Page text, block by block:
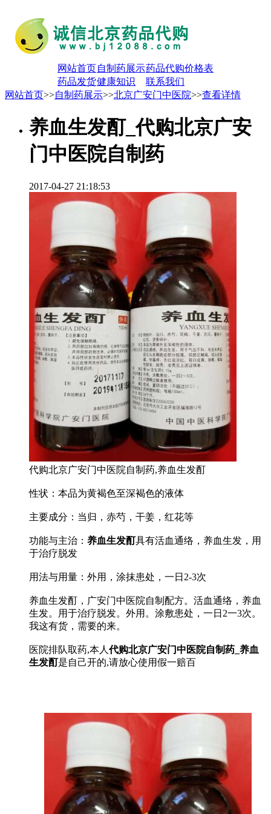
网站首页自制药展示药品代购价格表
药品发货健康知识
联系我们
网站首页>>自制药展示>>北京广安门中医院>>查看详情
养血生发酊_代购北京广安
门中医院自制药
2017-04-27 21:18:53
代购北京广安门中医院自制药,养血生发酊
性状：本品为黄褐色至深褐色的液体
主要成分：当归，赤芍，干姜，红花等
功能与主治： 养血生发酊具有活血通络，养血生发，用
于治疗脱发
用法与用量：外用，涂抹患处，一日2-3次
养血生发酊，广安门中医院自制配方。活血通络，养血
生发。用于治疗脱发。外用。涂敷患处，一日2一3次。
我这有货，需要的来。
医院排队取药,本人代购北京广安门中医院自制药_养血
生发酊是自己开的,请放心使用假一赔百